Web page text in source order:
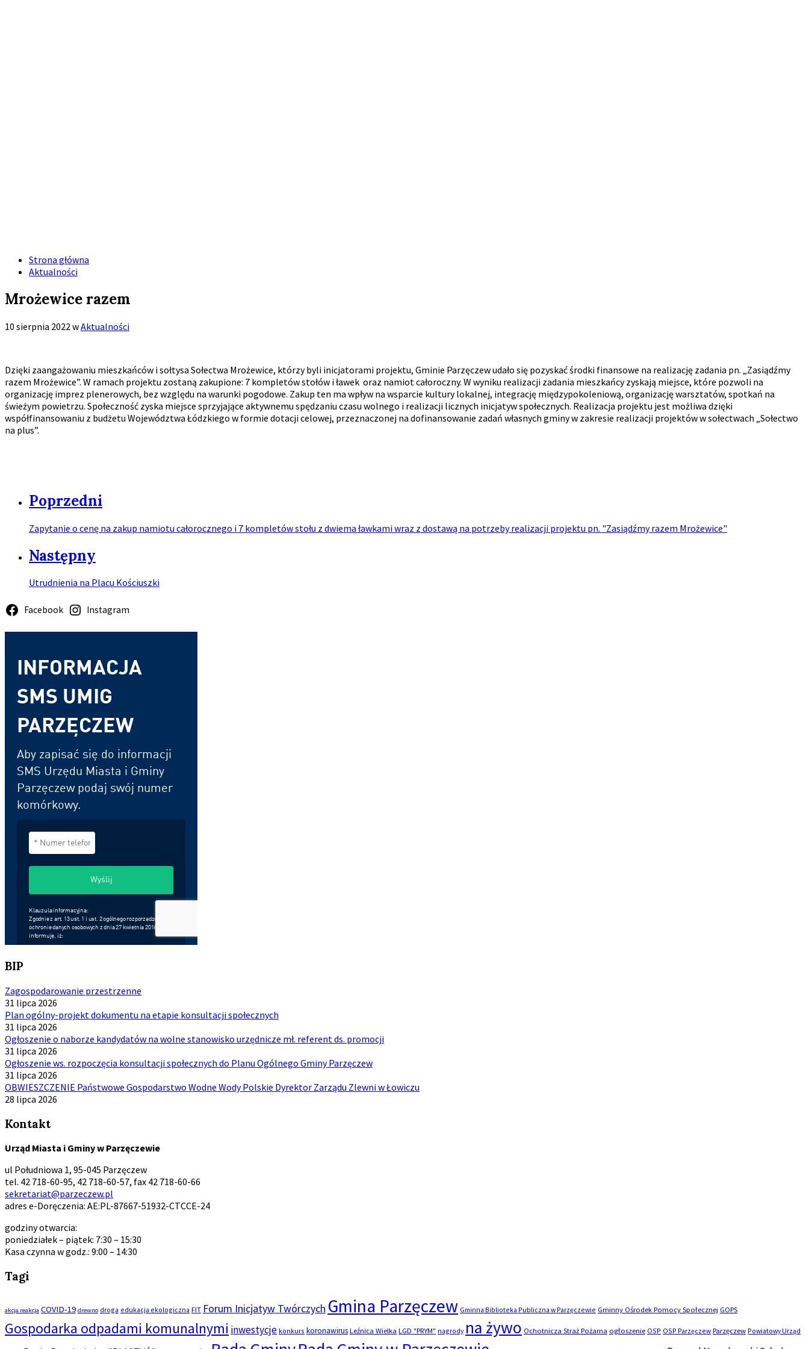
Strona główna
Aktualności
Mrożewice razem
10 sierpnia 2022wAktualności
Dzięki zaangażowaniu mieszkańców i sołtysa Sołectwa Mrożewice, którzy byli inicjatorami projektu, Gminie Parzęczew udało się pozyskać środki finansowe na realizację zadania pn. „Zasiądźmy
razem Mrożewice”. W ramach projektu zostaną zakupione: 7 kompletów stołów i ławek oraz namiot całoroczny. W wyniku realizacji zadania mieszkańcy zyskają miejsce, które pozwoli na
organizację imprez plenerowych, bez względu na warunki pogodowe. Zakup ten ma wpływ na wsparcie kultury lokalnej, integrację międzypokoleniową, organizację warsztatów, spotkań na
świeżym powietrzu. Społeczność zyska miejsce sprzyjające aktywnemu spędzaniu czasu wolnego i realizacji licznych inicjatyw społecznych. Realizacja projektu jest możliwa dzięki
współfinansowaniu z budżetu Województwa Łódzkiego w formie dotacji celowej, przeznaczonej na dofinansowanie zadań własnych gminy w zakresie realizacji projektów w sołectwach „Sołectwo
na plus”.
Poprzedni
Zapytanie o cenę na zakup namiotu całorocznego i 7 kompletów stołu z dwiema ławkami wraz z dostawą na potrzeby realizacji projektu pn. "Zasiądźmy razem Mrożewice"
Następny
Utrudnienia na Placu Kościuszki
Facebook Instagram
BIP
Zagospodarowanie przestrzenne
31 lipca 2026
Plan ogólny-projekt dokumentu na etapie konsultacji społecznych
31 lipca 2026
Ogłoszenie o naborze kandydatów na wolne stanowisko urzędnicze mł. referent ds. promocji
31 lipca 2026
Ogłoszenie ws. rozpoczęcia konsultacji społecznych do Planu Ogólnego Gminy Parzęczew
31 lipca 2026
OBWIESZCZENIE Państwowe Gospodarstwo Wodne Wody Polskie Dyrektor Zarządu Zlewni w Łowiczu
28 lipca 2026
Kontakt
Urząd Miasta i Gminy w Parzęczewie
ul Południowa 1, 95-045 Parzęczew
tel. 42 718-60-95, 42 718-60-57, fax 42 718-60-66
sekretariat@parzeczew.pl
adres e-Doręczenia: AE:PL-87667-51932-CTCCE-24
godziny otwarcia:
poniedziałek – piątek: 7:30 – 15:30
Kasa czynna w godz.: 9:00 – 14:30
Tagi
akcja reakcja COVID-19 drewno droga edukacja ekologiczna FIT Forum Inicjatyw Twórczych Gmina Parzęczew Gminna Biblioteka Publiczna w Parzęczewie Gminny Ośrodek Pomocy Społecznej GOPS
Gospodarka odpadami komunalnymi inwestycje konkurs koronawirus Leźnica Wielka LGD "PRYM" nagrody na żywo Ochotnicza Straż Pożarna ogłoszenie OSP OSP Parzęczew Parzęczew Powiatowy Urząd